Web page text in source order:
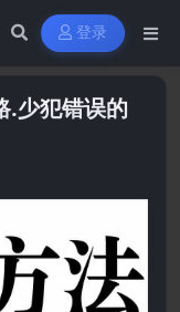
登录
.少犯错误的